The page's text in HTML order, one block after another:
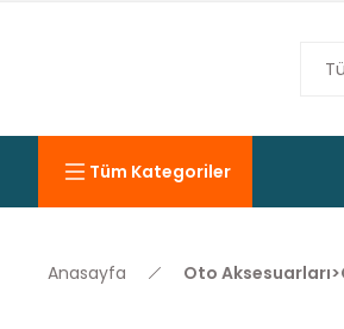
Tüm Kategoriler
Anasayfa Oto